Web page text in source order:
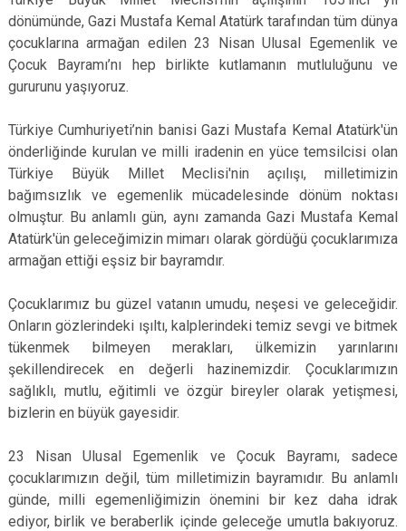
dönümünde, Gazi Mustafa Kemal Atatürk tarafından tüm dünya
çocuklarına armağan edilen 23 Nisan Ulusal Egemenlik ve
Çocuk Bayramı’nı hep birlikte kutlamanın mutluluğunu ve
gururunu yaşıyoruz.
Türkiye Cumhuriyeti’nin banisi Gazi Mustafa Kemal Atatürk'ün
önderliğinde kurulan ve milli iradenin en yüce temsilcisi olan
Türkiye Büyük Millet Meclisi'nin açılışı, milletimizin
bağımsızlık ve egemenlik mücadelesinde dönüm noktası
olmuştur. Bu anlamlı gün, aynı zamanda Gazi Mustafa Kemal
Atatürk'ün geleceğimizin mimarı olarak gördüğü çocuklarımıza
armağan ettiği eşsiz bir bayramdır.
Çocuklarımız bu güzel vatanın umudu, neşesi ve geleceğidir.
Onların gözlerindeki ışıltı, kalplerindeki temiz sevgi ve bitmek
tükenmek bilmeyen merakları, ülkemizin yarınlarını
şekillendirecek en değerli hazinemizdir. Çocuklarımızın
sağlıklı, mutlu, eğitimli ve özgür bireyler olarak yetişmesi,
bizlerin en büyük gayesidir.
23 Nisan Ulusal Egemenlik ve Çocuk Bayramı, sadece
çocuklarımızın değil, tüm milletimizin bayramıdır. Bu anlamlı
günde, milli egemenliğimizin önemini bir kez daha idrak
ediyor, birlik ve beraberlik içinde geleceğe umutla bakıyoruz.